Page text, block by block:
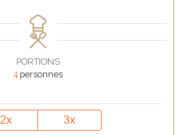
PORTIONS
4 personnes
2x 3x